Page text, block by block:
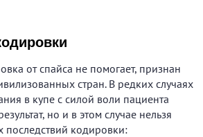
от спайса не помогает, признан
стран. В редких случаях
в купе с силой воли пациента
но и в этом случае нельзя
последствий кодировки: